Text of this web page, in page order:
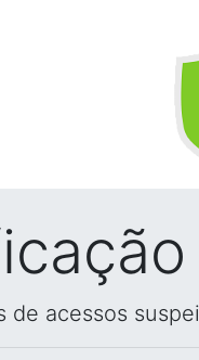
de acessos